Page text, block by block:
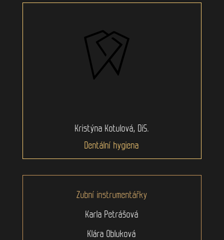
Kristýna Kotulová, DiS.
Dentální hygiena
Zubní instrumentářky
Karla Petrášová
Klára Obluková